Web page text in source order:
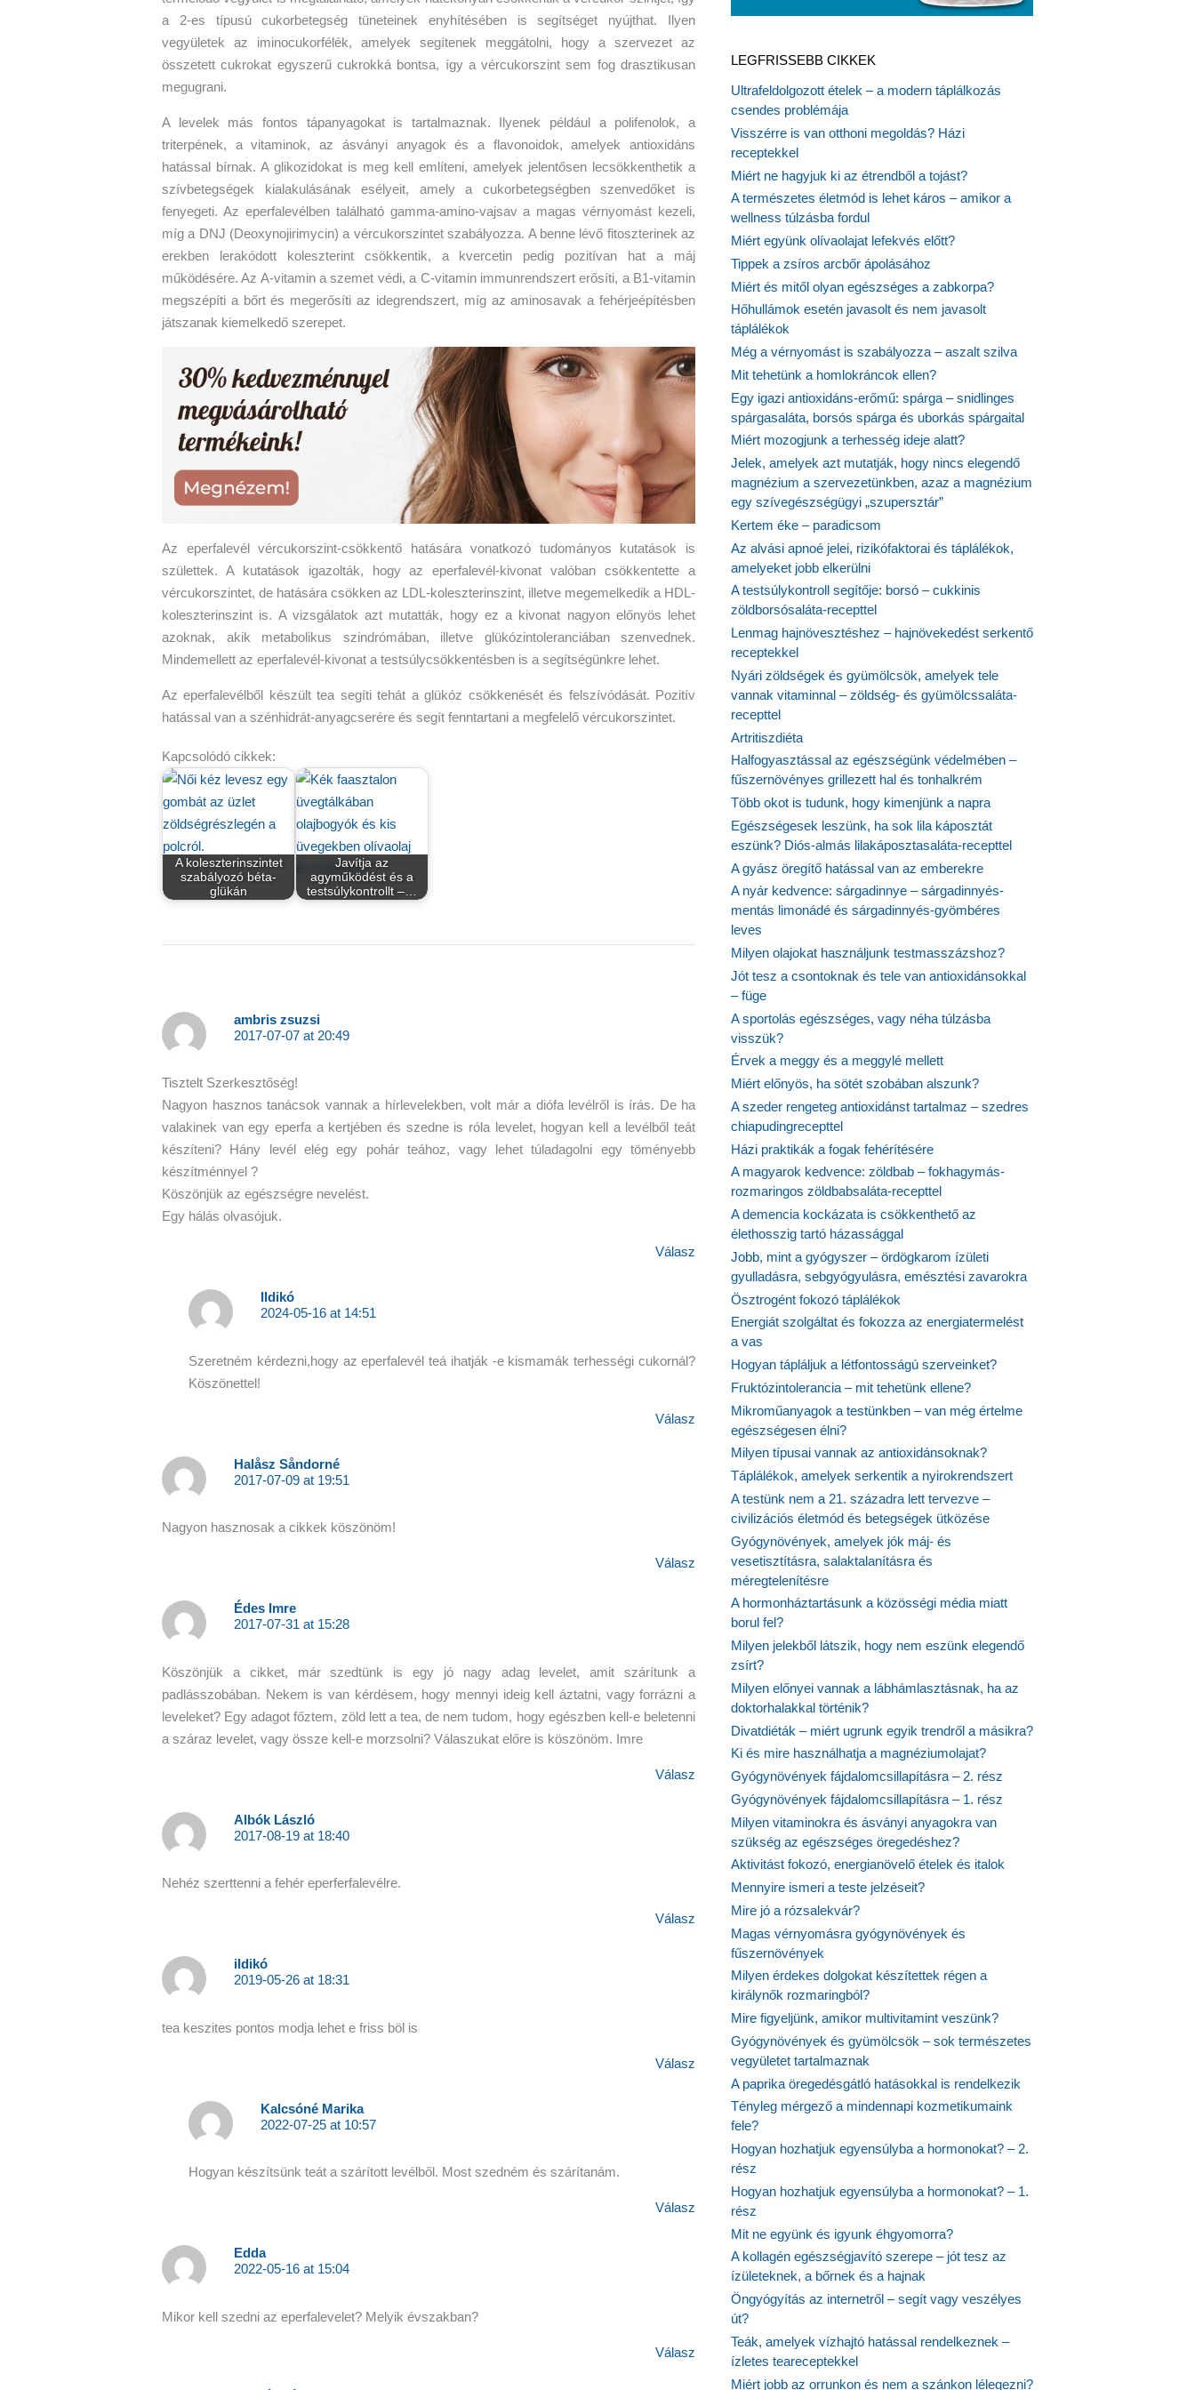
a 2-es típusú cukorbetegség tüneteinek enyhítésében is segítséget nyújthat. Ilyen
vegyületek az iminocukorfélék, amelyek segítenek meggátolni, hogy a szervezet az
összetett cukrokat egyszerű cukrokká bontsa, így a vércukorszint sem fog drasztikusan
megugrani.
A levelek más fontos tápanyagokat is tartalmaznak. Ilyenek például a polifenolok, a
triterpének, a vitaminok, az ásványi anyagok és a flavonoidok, amelyek antioxidáns
hatással bírnak. A glikozidokat is meg kell említeni, amelyek jelentősen lecsökkenthetik a
szívbetegségek kialakulásának esélyeit, amely a cukorbetegségben szenvedőket is
fenyegeti. Az eperfalevélben található gamma-amino-vajsav a magas vérnyomást kezeli,
míg a DNJ (Deoxynojirimycin) a vércukorszintet szabályozza. A benne lévő fitoszterinek az
erekben lerakódott koleszterint csökkentik, a kvercetin pedig pozitívan hat a máj
működésére. Az A-vitamin a szemet védi, a C-vitamin immunrendszert erősíti, a B1-vitamin
megszépíti a bőrt és megerősíti az idegrendszert, míg az aminosavak a fehérjeépítésben
játszanak kiemelkedő szerepet.
Az eperfalevél vércukorszint-csökkentő hatására vonatkozó tudományos kutatások is
születtek. A kutatások igazolták, hogy az eperfalevél-kivonat valóban csökkentette a
vércukorszintet, de hatására csökken az LDL-koleszterinszint, illetve megemelkedik a HDL-
koleszterinszint is. A vizsgálatok azt mutatták, hogy ez a kivonat nagyon előnyös lehet
azoknak, akik metabolikus szindrómában, illetve glükózintoleranciában szenvednek.
Mindemellett az eperfalevél-kivonat a testsúlycsökkentésben is a segítségünkre lehet.
Az eperfalevélből készült tea segíti tehát a glükóz csökkenését és felszívódását. Pozitív
hatással van a szénhidrát-anyagcserére és segít fenntartani a megfelelő vércukorszintet.
Kapcsolódó cikkek:
A koleszterinszintet
szabályozó béta-
glükán
Javítja az
agyműködést és a
testsúlykontrollt –…
ambris zsuzsi
2017-07-07 at 20:49
Tisztelt Szerkesztőség!
Nagyon hasznos tanácsok vannak a hírlevelekben, volt már a diófa levélről is írás. De ha
valakinek van egy eperfa a kertjében és szedne is róla levelet, hogyan kell a levélből teát
készíteni? Hány levél elég egy pohár teához, vagy lehet túladagolni egy töményebb
készítménnyel ?
Köszönjük az egészségre nevelést.
Egy hálás olvasójuk.
Válasz
Ildikó
2024-05-16 at 14:51
Szeretném kérdezni,hogy az eperfalevél teá ihatják -e kismamák terhességi cukornál?
Köszönettel!
Válasz
Halåsz Såndorné
2017-07-09 at 19:51
Nagyon hasznosak a cikkek köszönöm!
Válasz
Édes Imre
2017-07-31 at 15:28
Köszönjük a cikket, már szedtünk is egy jó nagy adag levelet, amit szárítunk a
padlásszobában. Nekem is van kérdésem, hogy mennyi ideig kell áztatni, vagy forrázni a
leveleket? Egy adagot főztem, zöld lett a tea, de nem tudom, hogy egészben kell-e beletenni
a száraz levelet, vagy össze kell-e morzsolni? Válaszukat előre is köszönöm. Imre
Válasz
Albók László
2017-08-19 at 18:40
Nehéz szerttenni a fehér eperferfalevélre.
Válasz
ildikó
2019-05-26 at 18:31
tea keszites pontos modja lehet e friss böl is
Válasz
Kalcsóné Marika
2022-07-25 at 10:57
Hogyan készítsünk teát a szárított levélből. Most szedném és szárítanám.
Válasz
Edda
2022-05-16 at 15:04
Mikor kell szedni az eperfalevelet? Melyik évszakban?
Válasz
LEGFRISSEBB CIKKEK
Ultrafeldolgozott ételek – a modern táplálkozás
csendes problémája
Visszérre is van otthoni megoldás? Házi
receptekkel
Miért ne hagyjuk ki az étrendből a tojást?
A természetes életmód is lehet káros – amikor a
wellness túlzásba fordul
Miért együnk olívaolajat lefekvés előtt?
Tippek a zsíros arcbőr ápolásához
Miért és mitől olyan egészséges a zabkorpa?
Hőhullámok esetén javasolt és nem javasolt
táplálékok
Még a vérnyomást is szabályozza – aszalt szilva
Mit tehetünk a homlokráncok ellen?
Egy igazi antioxidáns-erőmű: spárga – snidlinges
spárgasaláta, borsós spárga és uborkás spárgaital
Miért mozogjunk a terhesség ideje alatt?
Jelek, amelyek azt mutatják, hogy nincs elegendő
magnézium a szervezetünkben, azaz a magnézium
egy szívegészségügyi „szupersztár”
Kertem éke – paradicsom
Az alvási apnoé jelei, rizikófaktorai és táplálékok,
amelyeket jobb elkerülni
A testsúlykontroll segítője: borsó – cukkinis
zöldborsósaláta-recepttel
Lenmag hajnövesztéshez – hajnövekedést serkentő
receptekkel
Nyári zöldségek és gyümölcsök, amelyek tele
vannak vitaminnal – zöldség- és gyümölcssaláta-
recepttel
Artritiszdiéta
Halfogyasztással az egészségünk védelmében –
fűszernövényes grillezett hal és tonhalkrém
Több okot is tudunk, hogy kimenjünk a napra
Egészségesek leszünk, ha sok lila káposztát
eszünk? Diós-almás lilakáposztasaláta-recepttel
A gyász öregítő hatással van az emberekre
A nyár kedvence: sárgadinnye – sárgadinnyés-
mentás limonádé és sárgadinnyés-gyömbéres
leves
Milyen olajokat használjunk testmasszázshoz?
Jót tesz a csontoknak és tele van antioxidánsokkal
– füge
A sportolás egészséges, vagy néha túlzásba
visszük?
Érvek a meggy és a meggylé mellett
Miért előnyös, ha sötét szobában alszunk?
A szeder rengeteg antioxidánst tartalmaz – szedres
chiapudingrecepttel
Házi praktikák a fogak fehérítésére
A magyarok kedvence: zöldbab – fokhagymás-
rozmaringos zöldbabsaláta-recepttel
A demencia kockázata is csökkenthető az
élethosszig tartó házassággal
Jobb, mint a gyógyszer – ördögkarom ízületi
gyulladásra, sebgyógyulásra, emésztési zavarokra
Ösztrogént fokozó táplálékok
Energiát szolgáltat és fokozza az energiatermelést
a vas
Hogyan tápláljuk a létfontosságú szerveinket?
Fruktózintolerancia – mit tehetünk ellene?
Mikroműanyagok a testünkben – van még értelme
egészségesen élni?
Milyen típusai vannak az antioxidánsoknak?
Táplálékok, amelyek serkentik a nyirokrendszert
A testünk nem a 21. századra lett tervezve –
civilizációs életmód és betegségek ütközése
Gyógynövények, amelyek jók máj- és
vesetisztításra, salaktalanításra és
méregtelenítésre
A hormonháztartásunk a közösségi média miatt
borul fel?
Milyen jelekből látszik, hogy nem eszünk elegendő
zsírt?
Milyen előnyei vannak a lábhámlasztásnak, ha az
doktorhalakkal történik?
Divatdiéták – miért ugrunk egyik trendről a másikra?
Ki és mire használhatja a magnéziumolajat?
Gyógynövények fájdalomcsillapításra – 2. rész
Gyógynövények fájdalomcsillapításra – 1. rész
Milyen vitaminokra és ásványi anyagokra van
szükség az egészséges öregedéshez?
Aktivitást fokozó, energianövelő ételek és italok
Mennyire ismeri a teste jelzéseit?
Mire jó a rózsalekvár?
Magas vérnyomásra gyógynövények és
fűszernövények
Milyen érdekes dolgokat készítettek régen a
királynők rozmaringból?
Mire figyeljünk, amikor multivitamint veszünk?
Gyógynövények és gyümölcsök – sok természetes
vegyületet tartalmaznak
A paprika öregedésgátló hatásokkal is rendelkezik
Tényleg mérgező a mindennapi kozmetikumaink
fele?
Hogyan hozhatjuk egyensúlyba a hormonokat? – 2.
rész
Hogyan hozhatjuk egyensúlyba a hormonokat? – 1.
rész
Mit ne együnk és igyunk éhgyomorra?
A kollagén egészségjavító szerepe – jót tesz az
ízületeknek, a bőrnek és a hajnak
Öngyógyítás az internetről – segít vagy veszélyes
út?
Teák, amelyek vízhajtó hatással rendelkeznek –
ízletes teareceptekkel
Miért jobb az orrunkon és nem a szánkon lélegezni?